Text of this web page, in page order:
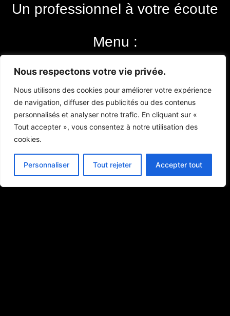
Nous respectons votre vie privée.
Nous utilisons des cookies pour améliorer votre expérience
de navigation, diffuser des publicités ou des contenus
personnalisés et analyser notre trafic. En cliquant sur «
Tout accepter », vous consentez à notre utilisation des
cookies.
Personnaliser Tout rejeter Accepter tout
Un professionnel à votre écoute
Menu :
Contact
Contact :
Téléphone : 06 73 40 26 93